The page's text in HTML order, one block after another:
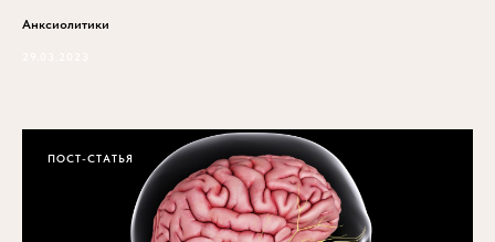
Анксиолитики
ПОСТ-СТАТЬЯ